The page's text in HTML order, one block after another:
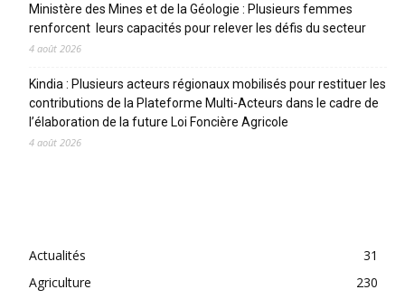
Ministère des Mines et de la Géologie : Plusieurs femmes
renforcent leurs capacités pour relever les défis du secteur
4 août 2026
Kindia : Plusieurs acteurs régionaux mobilisés pour restituer les
contributions de la Plateforme Multi-Acteurs dans le cadre de
l’élaboration de la future Loi Foncière Agricole
4 août 2026
Actualités
31
Agriculture
230